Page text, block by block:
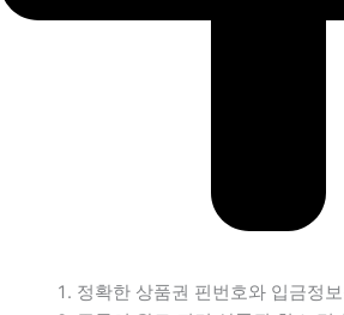
정확한 상품권 핀번호와 입금정